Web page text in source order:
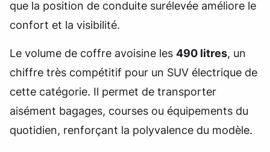
que la position de conduite surélevée améliore le
confort et la visibilité.
Le volume de coffre avoisine les 490 litres, un
chiffre très compétitif pour un SUV électrique de
cette catégorie. Il permet de transporter
aisément bagages, courses ou équipements du
quotidien, renforçant la polyvalence du modèle.